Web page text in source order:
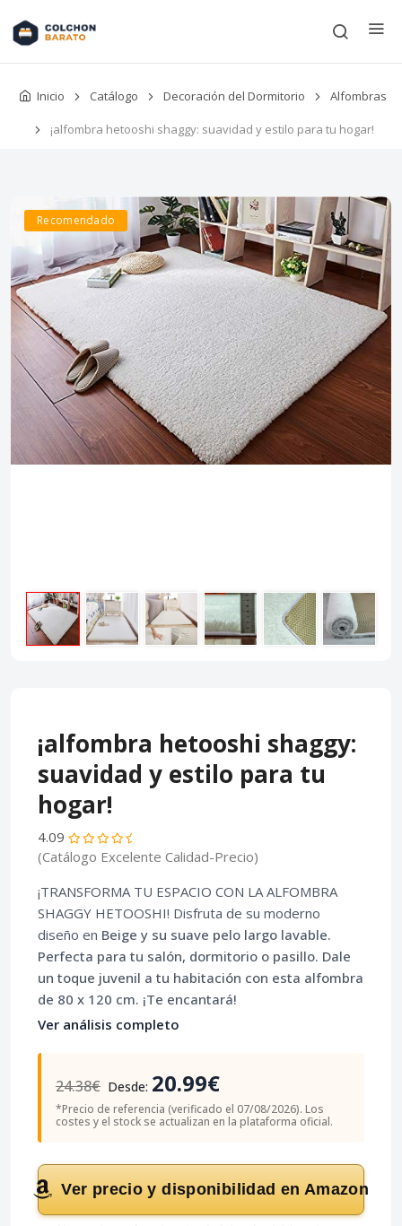
Inicio Catálogo Decoración del Dormitorio Alfombras
¡alfombra hetooshi shaggy: suavidad y estilo para tu hogar!
Recomendado
¡alfombra hetooshi shaggy:
suavidad y estilo para tu
hogar!
4.09
(Catálogo Excelente Calidad-Precio)
¡TRANSFORMA TU ESPACIO CON LA ALFOMBRA
SHAGGY HETOOSHI! Disfruta de su moderno
diseño en Beige y su suave pelo largo lavable.
Perfecta para tu salón, dormitorio o pasillo. Dale
un toque juvenil a tu habitación con esta alfombra
de 80 x 120 cm. ¡Te encantará!
Ver análisis completo
24.38€ Desde: 20.99€
*Precio de referencia (verificado el 07/08/2026). Los
costes y el stock se actualizan en la plataforma oficial.
Ver precio y disponibilidad en Amazon